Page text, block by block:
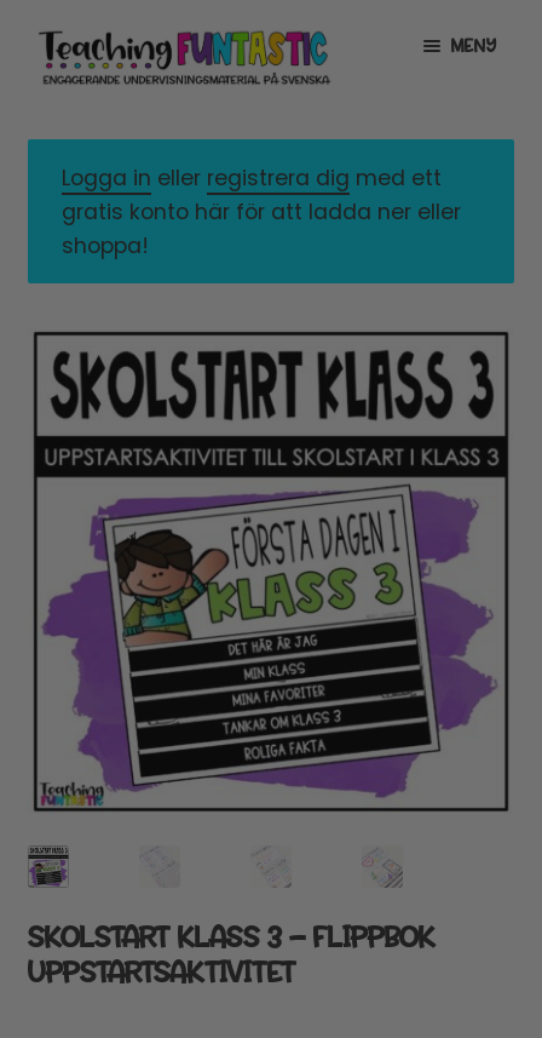
Hoppa
till
navigering
Gå
till
innehåll
MENY
MITT KONTO
GRATISMATERIAL
LICENSER
EXPANDERA
UNDERMENY
TYPSNITT
Logga in eller registrera dig med ett
gratis konto här för att ladda ner eller
shoppa!
SKOLSTART KLASS 3 – FLIPPBOK
UPPSTARTSAKTIVITET